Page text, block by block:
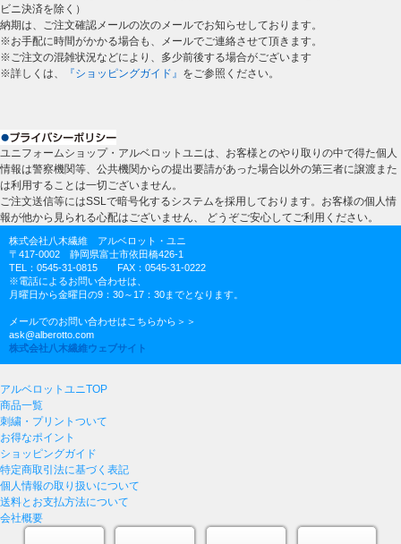
ビニ決済を除く）
納期は、ご注文確認メールの次のメールでお知らせしております。
※お手配に時間がかかる場合も、メールでご連絡させて頂きます。
※ご注文の混雑状況などにより、多少前後する場合がございます
※詳しくは、
『ショッピングガイド』 をご参照ください。
ユニフォームショップ・アルベロットユニは、お客様とのやり取りの中で得た個人
情報は警察機関等、公共機関からの提出要請があった場合以外の第三者に譲渡また
は利用することは一切ございません。
ご注文送信等にはSSLで暗号化するシステムを採用しております。お客様の個人情
報が他から見られる心配はございません、 どうぞご安心してご利用ください。
株式会社八木繊維 アルベロット・ユニ
〒417-0002 静岡県富士市依田橋426-1
TEL：0545-31-0815 FAX：0545-31-0222
※電話によるお問い合わせは、
月曜日から金曜日の9：30～17：30までとなります。
メールでのお問い合わせはこちらから＞＞
ask@alberotto.com
株式会社八木繊維ウェブサイト
アルベロットユニTOP
商品一覧
刺繍・プリントついて
お得なポイント
ショッピングガイド
特定商取引法に基づく表記
個人情報の取り扱いについて
送料とお支払方法について
会社概要